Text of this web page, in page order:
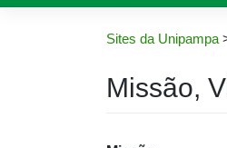
Sites da Unipampa
Missão,